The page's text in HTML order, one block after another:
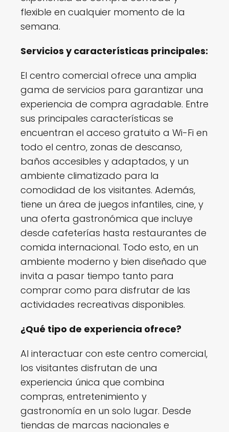
flexible en cualquier momento de la
semana.
Servicios y características principales:
El centro comercial ofrece una amplia
gama de servicios para garantizar una
experiencia de compra agradable. Entre
sus principales características se
encuentran el acceso gratuito a Wi-Fi en
todo el centro, zonas de descanso,
baños accesibles y adaptados, y un
ambiente climatizado para la
comodidad de los visitantes. Además,
tiene un área de juegos infantiles, cine, y
una oferta gastronómica que incluye
desde cafeterías hasta restaurantes de
comida internacional. Todo esto, en un
ambiente moderno y bien diseñado que
invita a pasar tiempo tanto para
comprar como para disfrutar de las
actividades recreativas disponibles.
¿Qué tipo de experiencia ofrece?
Al interactuar con este centro comercial,
los visitantes disfrutan de una
experiencia única que combina
compras, entretenimiento y
gastronomía en un solo lugar. Desde
tiendas de marcas nacionales e